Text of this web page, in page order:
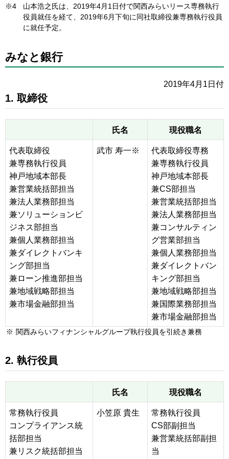
※4
山本浩之氏は、2019年4月1日付で関西みらいリース専務執行
役員就任を経て、2019年6月下旬に同社取締役兼専務執行役員
に就任予定。
みなと銀行
2019年4月1日付
1. 取締役
氏名 現役職名
代表取締役
兼専務執行役員
神戸地域本部長
兼営業統括部担当
兼法人業務部担当
兼ソリューションビ
ジネス部担当
兼個人業務部担当
兼ダイレクトバンキ
ング部担当
兼ローン推進部担当
兼地域戦略部担当
兼市場金融部担当
武市 寿一※
代表取締役専務
兼専務執行役員
神戸地域本部長
兼CS部担当
兼営業統括部担当
兼法人業務部担当
兼コンサルティン
グ営業部担当
兼個人業務部担当
兼ダイレクトバン
キング部担当
兼地域戦略部担当
兼国際業務部担当
兼市場金融部担当
※ 関西みらいフィナンシャルグループ執行役員を引続き兼務
2. 執行役員
氏名 現役職名
常務執行役員
コンプライアンス統
括部担当
兼リスク統括部担当
小笠原 貴生
常務執行役員
CS部副担当
兼営業統括部副担
当